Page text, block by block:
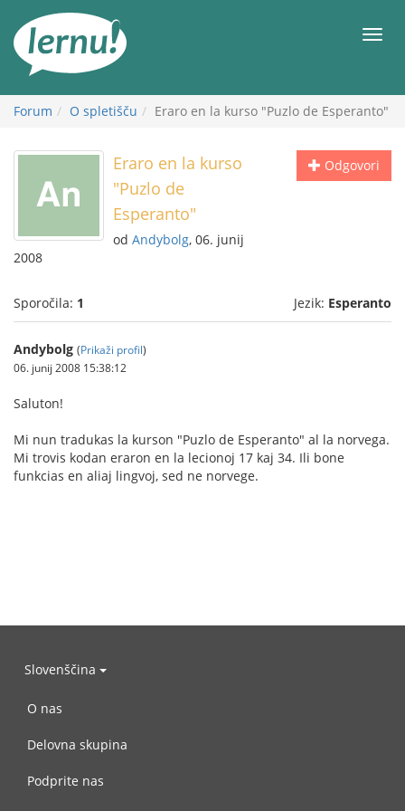
vsebini
Meni
Forum O spletišču Eraro en la kurso "Puzlo de Esperanto"
Odgovori
Eraro en la kurso
"Puzlo de
Esperanto"
od Andybolg, 06. junij
2008
Sporočila: 1 Jezik: Esperanto
Andybolg (Prikaži profil)
06. junij 2008 15:38:12
Saluton!
Mi nun tradukas la kurson "Puzlo de Esperanto" al la norvega.
Mi trovis kodan eraron en la lecionoj 17 kaj 34. Ili bone
funkcias en aliaj lingvoj, sed ne norvege.
Slovenščina
O nas
Delovna skupina
Podprite nas